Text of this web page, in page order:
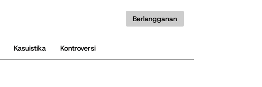
Berlangganan
Kasuistika Kontroversi